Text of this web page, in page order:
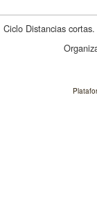
Ciclo Distancias